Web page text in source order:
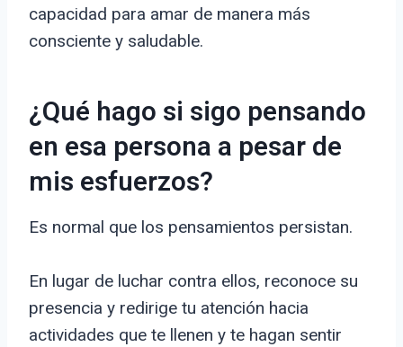
capacidad para amar de manera más
consciente y saludable.
¿Qué hago si sigo pensando
en esa persona a pesar de
mis esfuerzos?
Es normal que los pensamientos persistan.
En lugar de luchar contra ellos, reconoce su
presencia y redirige tu atención hacia
actividades que te llenen y te hagan sentir